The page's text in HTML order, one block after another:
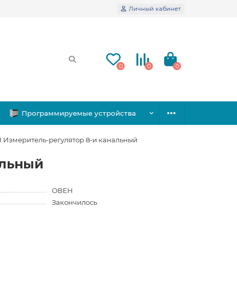
Личный кабинет
0 0 0
Программируемые устройства
регулятор 8-и канальный
ОВЕН
Закончилось